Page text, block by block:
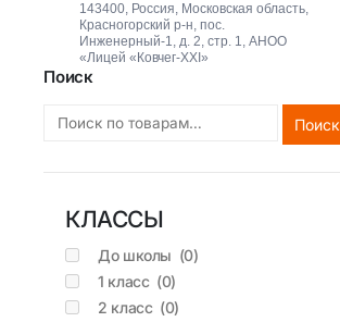
Поиск
Поиск
КЛАССЫ
До школы (0)
1 класс (0)
2 класс (0)
143400, Россия, Московская область,
Красногорский р-н, пос.
Инженерный-1, д. 2, стр. 1, АНОО
«Лицей «Ковчег-XXI»